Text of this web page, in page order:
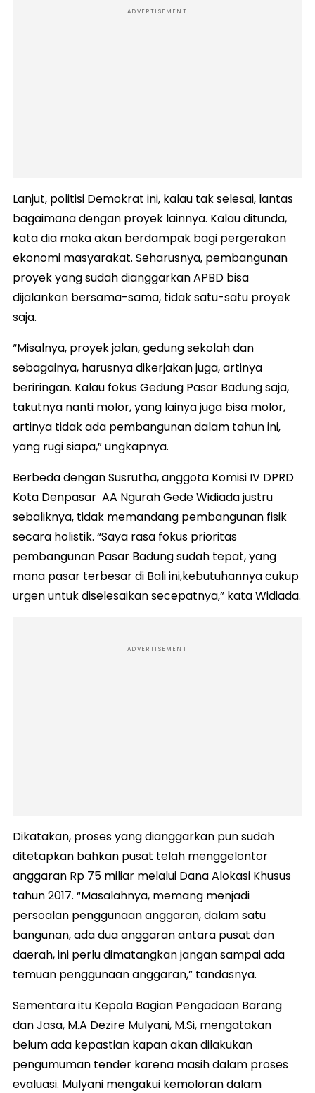
ADVERTISEMENT
Lanjut, politisi Demokrat ini, kalau tak selesai, lantas
bagaimana dengan proyek lainnya. Kalau ditunda,
kata dia maka akan berdampak bagi pergerakan
ekonomi masyarakat. Seharusnya, pembangunan
proyek yang sudah dianggarkan APBD bisa
dijalankan bersama-sama, tidak satu-satu proyek
saja.
“Misalnya, proyek jalan, gedung sekolah dan
sebagainya, harusnya dikerjakan juga, artinya
beriringan. Kalau fokus Gedung Pasar Badung saja,
takutnya nanti molor, yang lainya juga bisa molor,
artinya tidak ada pembangunan dalam tahun ini,
yang rugi siapa,” ungkapnya.
Berbeda dengan Susrutha, anggota Komisi IV DPRD
Kota Denpasar AA Ngurah Gede Widiada justru
sebaliknya, tidak memandang pembangunan fisik
secara holistik. “Saya rasa fokus prioritas
pembangunan Pasar Badung sudah tepat, yang
mana pasar terbesar di Bali ini,kebutuhannya cukup
urgen untuk diselesaikan secepatnya,” kata Widiada.
ADVERTISEMENT
Dikatakan, proses yang dianggarkan pun sudah
ditetapkan bahkan pusat telah menggelontor
anggaran Rp 75 miliar melalui Dana Alokasi Khusus
tahun 2017. “Masalahnya, memang menjadi
persoalan penggunaan anggaran, dalam satu
bangunan, ada dua anggaran antara pusat dan
daerah, ini perlu dimatangkan jangan sampai ada
temuan penggunaan anggaran,” tandasnya.
Sementara itu Kepala Bagian Pengadaan Barang
dan Jasa, M.A Dezire Mulyani, M.Si, mengatakan
belum ada kepastian kapan akan dilakukan
pengumuman tender karena masih dalam proses
evaluasi. Mulyani mengakui kemoloran dalam